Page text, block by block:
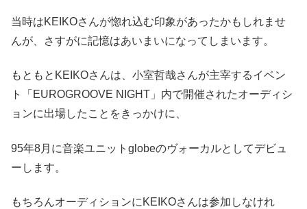
当時はKEIKOさんが惚れ込む印象があったかもしれませ
んが、さすがに記憶はあいまいになってしまいます。
もともとKEIKOさんは、小室哲哉さんが主宰するイベン
ト「EUROGROOVE NIGHT」内で開催されたオーディシ
ョンに出場したことをきっかけに、
95年8月に音楽ユニットglobeのヴォーカルとしてデビュ
ーします。
もちろんオーディションにKEIKOさんは参加しなけれ